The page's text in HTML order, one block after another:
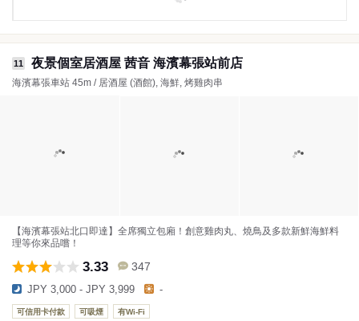
11 夜景個室居酒屋 茜音 海濱幕張站前店
海濱幕張車站 45m / 居酒屋 (酒館), 海鮮, 烤雞肉串
【海濱幕張站北口即達】全席獨立包廂！創意雞肉丸、燒鳥及多款新鮮海鮮料
理等你來品嚐！
3.33 347
JPY 3,000 - JPY 3,999 -
可信用卡付款 可吸煙 有Wi-Fi